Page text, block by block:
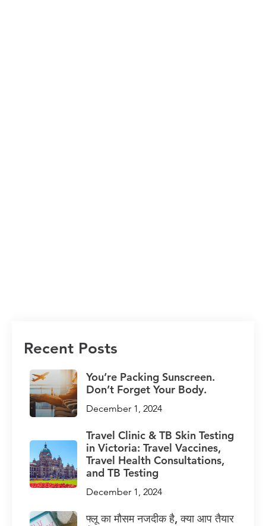
Recent Posts
You’re Packing Sunscreen.
Don’t Forget Your Body.
December 1, 2024
Travel Clinic & TB Skin Testing
in Victoria: Travel Vaccines,
Travel Health Consultations,
and TB Testing
December 1, 2024
फ्लू का मौसम नजदीक है, क्या आप तैयार